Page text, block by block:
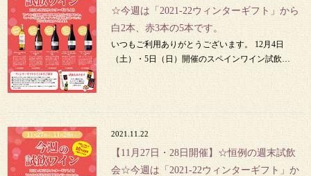
☆今週は「2021-22ウィンターギフト」から
白2本、赤3本の5本です。
いつもご利用ありがとうございます。 12月4日
（土）・5日（日）開催のスペインワイン試飲…
2021.11.22
【11月27日・28日開催】☆恒例の週末試飲
会☆今週は「2021-22ウィンターギフト」か